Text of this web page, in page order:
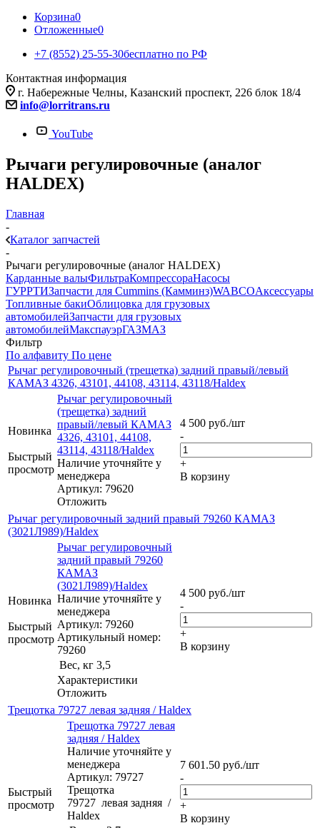
Корзина0
Отложенные0
+7 (8552) 25-55-30бесплатно по РФ
Контактная информация
г. Набережные Челны, Казанский проспект, 226 блок 18/4
info@lorritrans.ru
YouTube
Рычаги регулировочные (аналог
HALDEX)
Главная
-
Каталог запчастей
-
Рычаги регулировочные (аналог HALDEX)
Карданные валыФильтраКомпрессораНасосы
ГУРРТИЗапчасти для Cummins (Камминз)WABCOАксессуары
Топливные бакиОблицовка для грузовых
автомобилейЗапчасти для грузовых
автомобилейМакспауэрГАЗМАЗ
Фильтр
По алфавиту По цене
Рычаг регулировочный (трещетка) задний правый/левый
КАМАЗ 4326, 43101, 44108, 43114, 43118/Haldex
Новинка
Быстрый
просмотр
Рычаг регулировочный
(трещетка) задний
правый/левый КАМАЗ
4326, 43101, 44108,
43114, 43118/Haldex
Наличие уточняйте у
менеджера
Артикул: 79620
Отложить
4 500 руб./шт
-
+
В корзину
Рычаг регулировочный задний правый 79260 КАМАЗ
(3021Л989)/Haldex
Новинка
Быстрый
просмотр
Рычаг регулировочный
задний правый 79260
КАМАЗ
(3021Л989)/Haldex
Наличие уточняйте у
менеджера
Артикул: 79260
Артикульный номер:
79260
Вес, кг 3,5
Характеристики
Отложить
4 500 руб./шт
-
+
В корзину
Трещoтка 79727 левая задняя / Haldex
Быстрый
просмотр
Трещoтка 79727 левая
задняя / Haldex
Наличие уточняйте у
менеджера
Артикул: 79727
Трещoтка
79727 левая задняя /
Haldex
7 601.50 руб./шт
-
+
В корзину